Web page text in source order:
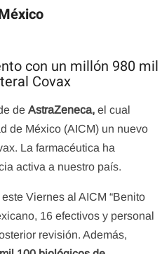
con un millón 980 mil
Covax
deAstraZeneca,el cual
de México (AICM) un nuevo
La farmacéutica ha
activa a nuestro país.
Viernes al AICM “Benito
16 efectivos y personal
revisión. Además,